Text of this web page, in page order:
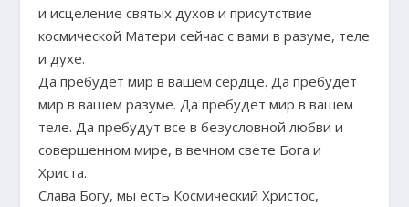
и исцеление святых духов и присутствие
космической Матери сейчас с вами в разуме, теле
и духе.
Да пребудет мир в вашем сердце. Да пребудет
мир в вашем разуме. Да пребудет мир в вашем
теле. Да пребудут все в безусловной любви и
совершенном мире, в вечном свете Бога и
Христа.
Слава Богу, мы есть Космический Христос,